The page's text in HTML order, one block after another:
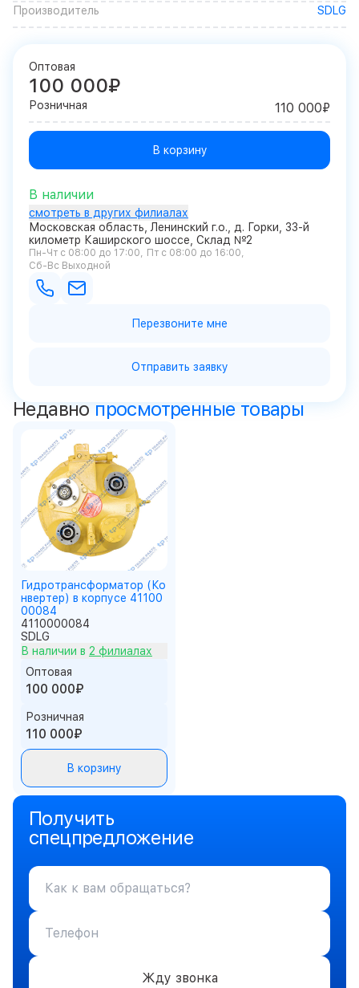
Производитель
SDLG
Оптовая
100 000₽
Розничная 110 000₽
В корзину
В наличии
смотреть в других филиалах
Московская область, Ленинский г.о., д. Горки, 33-й
километр Каширского шоссе, Склад №2
Пн-Чт с 08:00 до 17:00
Пт с 08:00 до 16:00
Сб-Вс Выходной
Перезвоните мне
Отправить заявку
Недавно просмотренные товары
Гидротрансформатор (Ко
нвертер) в корпусе 41100
00084
4110000084
SDLG
В наличии в 2 филиалах
Оптовая
100 000₽
Розничная
110 000₽
В корзину
Получить
спецпредложение
Жду звонка